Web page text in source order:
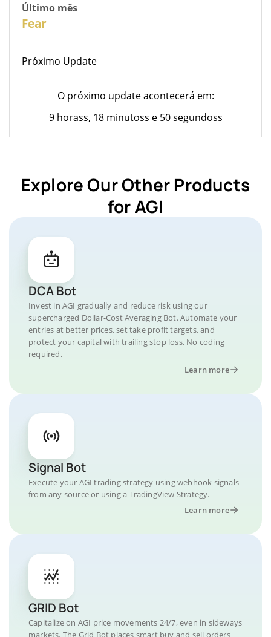
Último mês
Fear
Próximo Update
O próximo update acontecerá em:
9 horass, 18 minutoss e 50 segundoss
Explore Our Other Products
for AGI
DCA Bot
Invest in AGI gradually and reduce risk using our
supercharged Dollar-Cost Averaging Bot. Automate your
entries at better prices, set take profit targets, and
protect your capital with trailing stop loss. No coding
required.
Learn more
Signal Bot
Execute your AGI trading strategy using webhook signals
from any source or using a TradingView Strategy.
Learn more
GRID Bot
Capitalize on AGI price movements 24/7, even in sideways
markets. The Grid Bot places smart buy and sell orders